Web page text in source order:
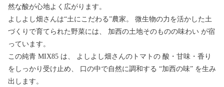
然な酸が心地よく広がります。
よしよし畑さんは“土にこだわる”農家。 微生物の力を活かした土
づくりで育てられた野菜には、 加西の土地そのものの味わい が宿
っています。
この純青 MIX85 は、 よしよし畑さんのトマトの 酸・甘味・香り
をしっかり受け止め、 口の中で自然に調和する “加西の味” を生み
出します。